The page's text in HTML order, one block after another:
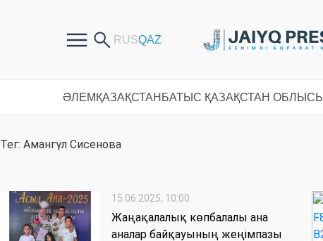
ӘЛЕМ ҚАЗАҚСТАН БАТЫС ҚАЗАҚСТАН ОБЛЫСЫ
Тег: Амангүл Сисенова
15.06.2025, 10:00
Жаңақалалық көпбалалы ана
аналар байқауының жеңімпазы